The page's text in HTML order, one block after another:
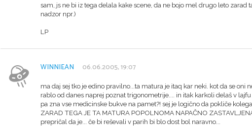
sam, js ne bi iz tega delala kake scene, da ne bojo mel drugo leto
nadzor npr.)
LP
WINNIEAN 06.06.2005, 19:07
ma daj sej tko je edino pravilno...ta matura je itaq kar neki. kot da se oni
rablo od danes naprej poznat trigonometrije.... in itak karkoli delaš v
pa zna vse medicinske bukve na pamet?! sej je logično da pokliče
ZARAD TEGA JE TA MATURA POPOLNOMA NAPAČNO
prepričal da je... če bi reševali v parih bi blo dost bol naravno...